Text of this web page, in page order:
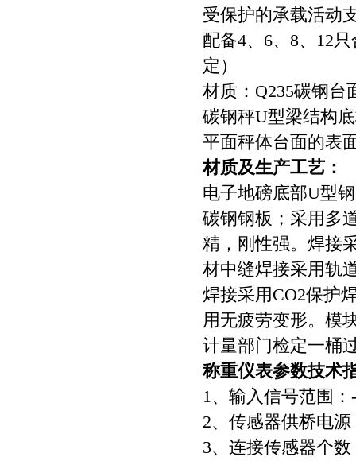
受保护的承载活动
配备4、6、8、12
定）
材质：Q235碳钢台
碳钢秤U型梁结构
平面秤体台面的表
材质及生产工艺：
电子地磅底部U型
碳钢钢板；采用多
精，刚性强。焊接
材中缝焊接采用轨
焊接采用CO2保护
用无疲劳变形。模
计量部门检定一桶
称重仪表参数技术
1、输入信号范围：
2、传感器供桥电源
3、连接传感器个